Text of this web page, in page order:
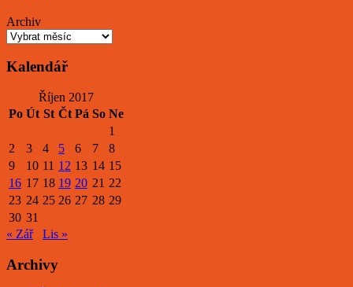
Archiv
Kalendář
Říjen 2017
Po Út St Čt Pá So Ne
1
2
3 4 5 6 7
8
9
10 11 12 13 14 15
16 17 18 19 20 21 22
23 24 25 26 27 28 29
30 31
« Zář
Lis »
Archivy